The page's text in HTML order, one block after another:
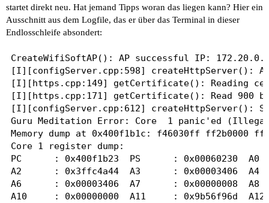
startet direkt neu. Hat jemand Tipps woran das liegen kann? Hier ein
Ausschnitt aus dem Logfile, das er über das Terminal in dieser
Endlosschleife absondert:
CreateWifiSoftAP(): AP successful IP:
[I][configServer.cpp:598] createHttpServer():
[I][https.cpp:149] getCertificate(): Reading
[I][https.cpp:171] getCertificate(): Read 900
[I][configServer.cpp:612] createHttpServer():
Guru Meditation Error: Core  1 panic'ed
Memory dump at 0x400f1b1c: f46030ff
Core 1 register dump:
PC      : 0x400f1b23  PS      : 0x00060230
A2      : 0x3ffc4a44  A3      : 0x00003406
A6      : 0x00003406  A7      : 0x00000008
A10     : 0x00000000  A11     : 0x9b56f96d